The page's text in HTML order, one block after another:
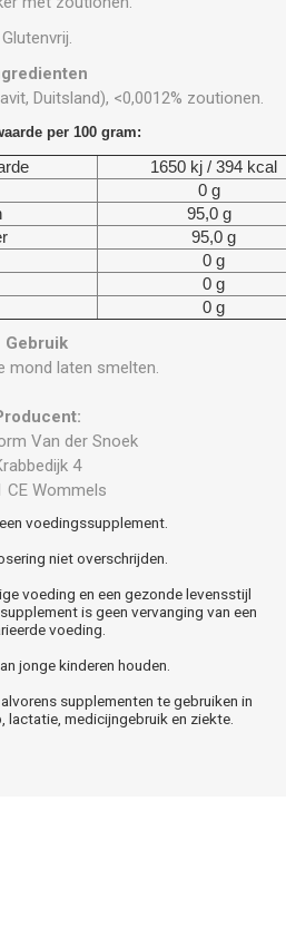
Glutenvrij.
Duitsland), <0,0012% zoutionen.
per 100 gram:
1650 kj / 394 kcal
0 g
95,0 g
95,0 g
0 g
0 g
0 g
Gebruik
mond laten smelten.
Van der Snoek
4
CE Wommels
voedingssupplement.
niet overschrijden.
voeding en een gezonde levensstijl
is geen vervanging van een
voeding.
jonge kinderen houden.
supplementen te gebruiken in
lactatie, medicijngebruik en ziekte.